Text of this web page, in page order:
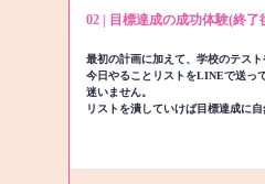
02 | 目標達成の成功体験(終了
最初の計画に加えて、学校のテス
今日やることリストをLINEで送っ
迷いません。
リストを潰していけば目標達成に自